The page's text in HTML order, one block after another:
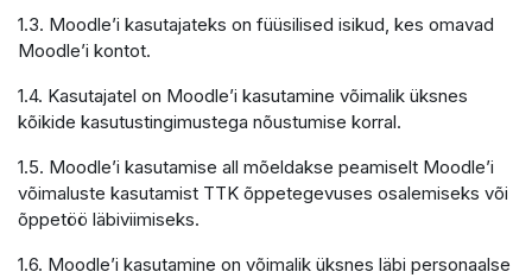
1.3. Moodle’i kasutajateks on füüsilised isikud, kes omavad
Moodle’i kontot.
1.4. Kasutajatel on Moodle’i kasutamine võimalik üksnes
kõikide kasutustingimustega nõustumise korral.
1.5. Moodle’i kasutamise all mõeldakse peamiselt Moodle’i
võimaluste kasutamist TTK õppetegevuses osalemiseks või
õppetöö läbiviimiseks.
1.6. Moodle’i kasutamine on võimalik üksnes läbi personaalse